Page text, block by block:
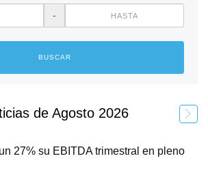
-
BUSCAR
de Agosto 2026
27% su EBITDA trimestral en pleno